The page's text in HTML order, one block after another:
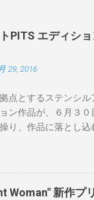
PITS エディシ
29, 2016
点とするステンシ
ン作品が、６月３
り、作品に落とし
GREEN/PINK/
格：
Woman" 新作プ